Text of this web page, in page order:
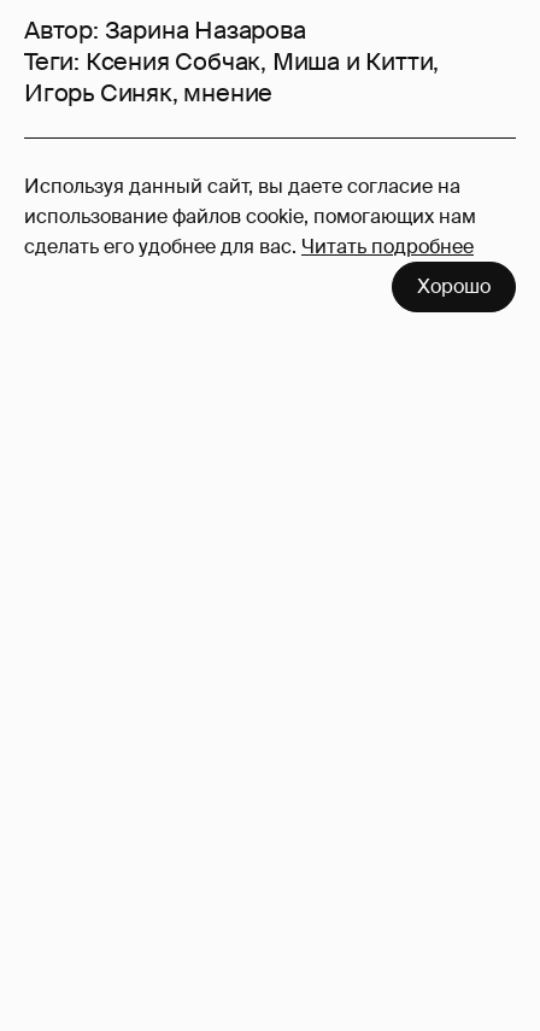
Используя данный сайт, вы даете согласие на
использование файлов cookie, помогающих нам
сделать его удобнее для вас. Читать подробнее
Хорошо
Автор: Зарина Назарова
Теги: Ксения Собчак, Миша и Китти,
Игорь Синяк, мнение
129
Войдите в аккаунт, чтобы читать и
оставлять комментарии